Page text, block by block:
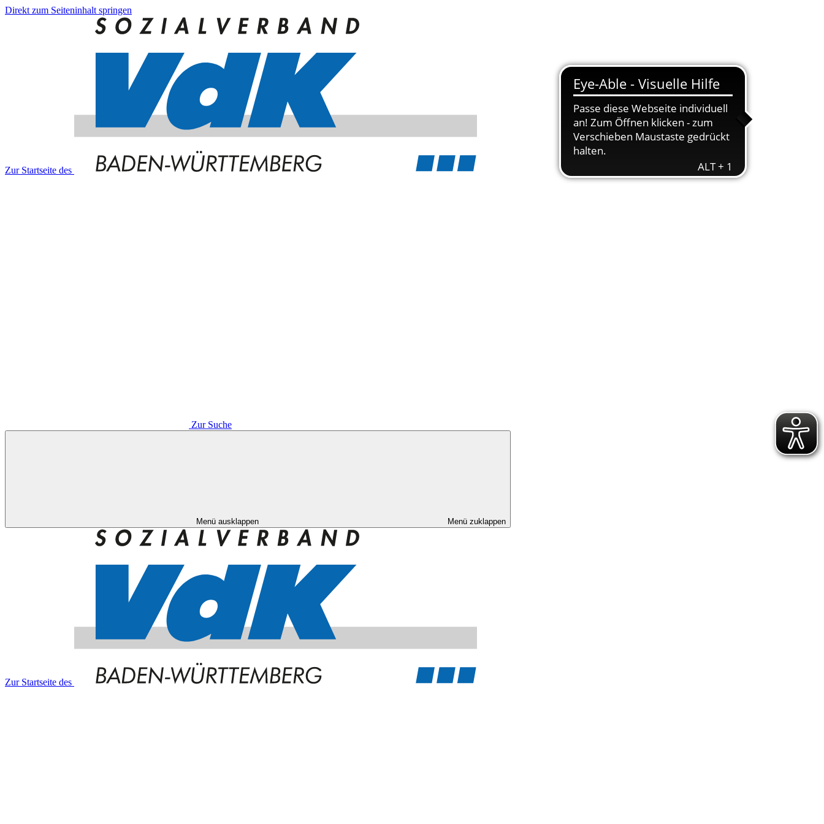
Direkt zum Seiteninhalt springen
Zur Startseite des
Zur Suche
Menü ausklappen Menü zuklappen
Zur Startseite des